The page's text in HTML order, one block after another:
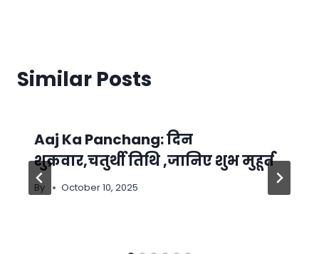
Similar Posts
Aaj Ka Panchang: दिन
शुक्रवार,चतुर्थी तिथि ,जानिए शुभ मुहूर्त
By October 10, 2025